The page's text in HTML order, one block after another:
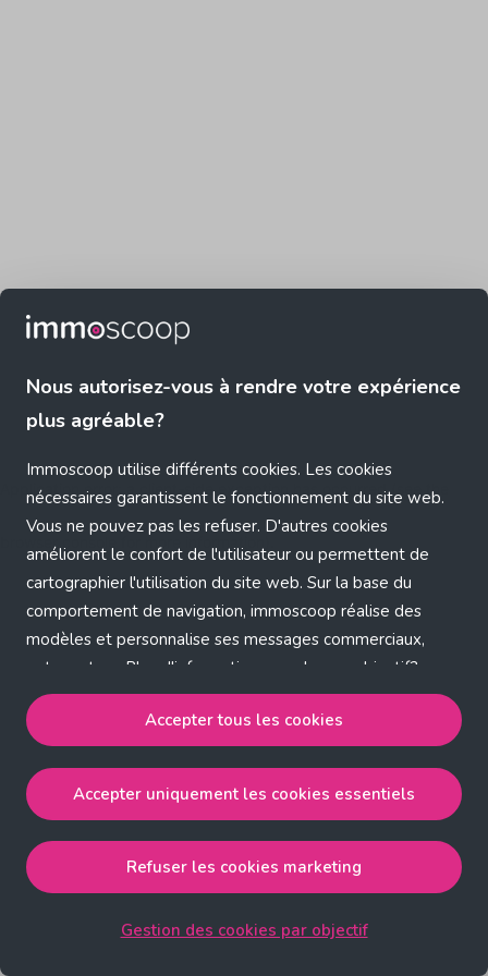
Nous autorisez-vous à rendre votre expérience
plus agréable?
Immoscoop utilise différents cookies. Les cookies
nécessaires garantissent le fonctionnement du site web.
Vous ne pouvez pas les refuser. D'autres cookies
améliorent le confort de l'utilisateur ou permettent de
cartographier l'utilisation du site web. Sur la base du
comportement de navigation, immoscoop réalise des
modèles et personnalise ses messages commerciaux,
entre autres. Plus d'informations sur chaque objectif?
Cliquez sur 'Gestion des cookies par objectif'.
Notre politique de cookies
Accepter tous les cookies
strictement nécessaires, performance, fonctionnalité et
publicité ciblée.
Accepter uniquement les cookies essentielsaccepte
les cookies strictement nécessaires.
Accepter tous les cookies
Accepter uniquement les cookies essentiels
Refuser les cookies marketing
Gestion des cookies par objectif
Application error: a client-side exception has occurred (see the
browser console for more information)